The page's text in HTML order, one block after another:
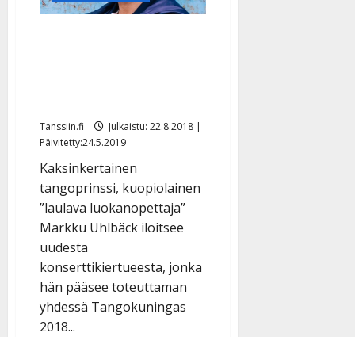
Tanssiin.fi
Julkaistu: 22.8.2018 |
Päivitetty:24.5.2019
Kaksinkertainen
tangoprinssi, kuopiolainen
”laulava luokanopettaja”
Markku Uhlbäck iloitsee
uudesta
konserttikiertueesta, jonka
hän pääsee toteuttaman
yhdessä Tangokuningas
2018...